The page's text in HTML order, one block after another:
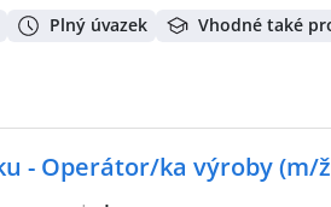
Plný úvazek Vhodné také
- Operátor/ka výroby (m/